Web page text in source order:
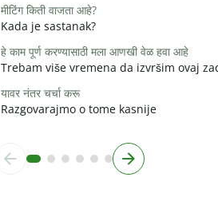
मीटिंग किती वाजता आहे?
Kada je sastanak?
हे काम पूर्ण करण्यासाठी मला आणखी वेळ हवा आहे
Trebam više vremena da izvršim ovaj
यावर नंतर चर्चा करू
Razgovarajmo o tome kasnije